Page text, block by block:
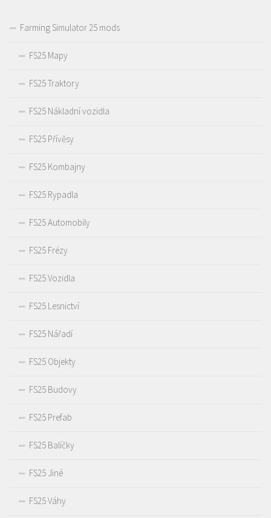
Farming Simulator 25 mods
FS25 Mapy
FS25 Traktory
FS25 Nákladní vozidla
FS25 Přívěsy
FS25 Kombajny
FS25 Rypadla
FS25 Automobily
FS25 Frézy
FS25 Vozidla
FS25 Lesnictví
FS25 Nářadí
FS25 Objekty
FS25 Budovy
FS25 Prefab
FS25 Balíčky
FS25 Jiné
FS25 Váhy